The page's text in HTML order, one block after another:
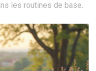
les routines de base.